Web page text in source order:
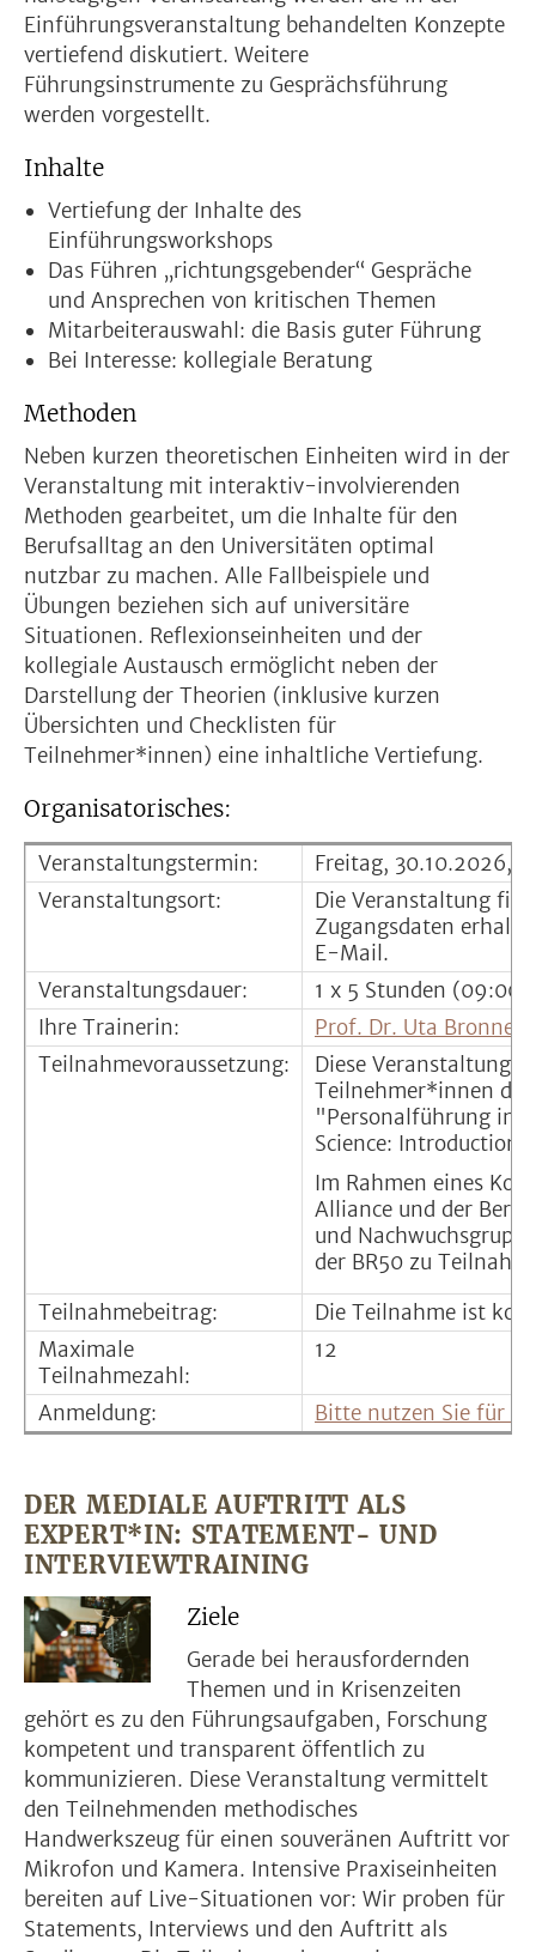
Einführungsveranstaltung behandelten Konzepte
vertiefend diskutiert. Weitere
Führungsinstrumente zu Gesprächsführung
werden vorgestellt.
Inhalte
Vertiefung der Inhalte des
Einführungsworkshops
Das Führen „richtungsgebender“ Gespräche
und Ansprechen von kritischen Themen
Mitarbeiterauswahl: die Basis guter Führung
Bei Interesse: kollegiale Beratung
Methoden
Neben kurzen theoretischen Einheiten wird in der
Veranstaltung mit interaktiv-involvierenden
Methoden gearbeitet, um die Inhalte für den
Berufsalltag an den Universitäten optimal
nutzbar zu machen. Alle Fallbeispiele und
Übungen beziehen sich auf universitäre
Situationen. Reflexionseinheiten und der
kollegiale Austausch ermöglicht neben der
Darstellung der Theorien (inklusive kurzen
Übersichten und Checklisten für
Teilnehmer*innen) eine inhaltliche Vertiefung.
Organisatorisches:
Veranstaltungstermin:
Freitag, 30.10.2026,
Veranstaltungsort:
Die Veranstaltung
Zugangsdaten
E-Mail.
Veranstaltungsdauer:
1 x 5 Stunden (09:00
Ihre Trainerin:
Prof. Dr. Uta Bronner
Teilnahmevoraussetzung:
Diese Veranstaltung
Teilnehmer*innen
"Personalführung in
Science: Introduction".
Im Rahmen eines
Alliance und der
und
der BR50 zu
Teilnahmebeitrag:
Die Teilnahme ist
Maximale
Teilnahmezahl:
12
Anmeldung: Bitte nutzen Sie für
DER MEDIALE AUFTRITT ALS
EXPERT*IN: STATEMENT- UND
INTERVIEWTRAINING
Ziele
Gerade bei herausfordernden
Themen und in Krisenzeiten
gehört es zu den Führungsaufgaben, Forschung
kompetent und transparent öffentlich zu
kommunizieren. Diese Veranstaltung vermittelt
den Teilnehmenden methodisches
Handwerkszeug für einen souveränen Auftritt vor
Mikrofon und Kamera. Intensive Praxiseinheiten
bereiten auf Live-Situationen vor: Wir proben für
Statements, Interviews und den Auftritt als